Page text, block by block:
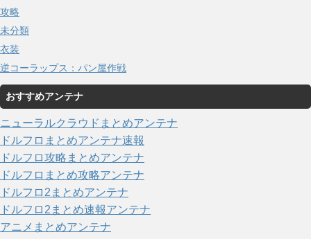
攻略
未分類
衣装
逆コーラップス：パン屋作戦
おすすめアンテナ
ニューラルクラウドまとめアンテナ
ドルフロまとめアンテナ速報
ドルフロ攻略まとめアンテナ
ドルフロまとめ攻略アンテナ
ドルフロ2まとめアンテナ
ドルフロ2まとめ速報アンテナ
アニメまとめアンテナ